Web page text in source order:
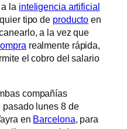
la inteligencia artificial
tipo de producto en
a la vez que
realmente rápida,
el cobro del salario
compañías
lunes 8 de
en Barcelona, para